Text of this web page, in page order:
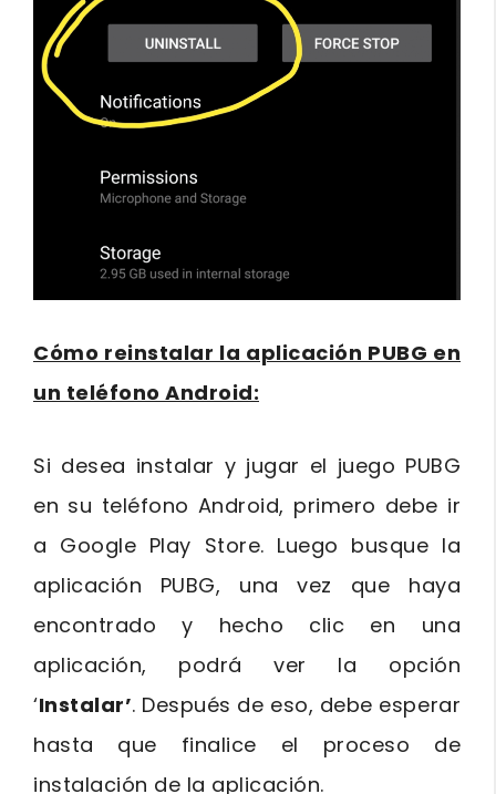
Cómo reinstalar la aplicación PUBG en
un teléfono Android:
Si desea instalar y jugar el juego PUBG
en su teléfono Android, primero debe ir
a Google Play Store. Luego busque la
aplicación PUBG, una vez que haya
encontrado y hecho clic en una
aplicación, podrá ver la opción
‘Instalar’. Después de eso, debe esperar
hasta que finalice el proceso de
instalación de la aplicación.